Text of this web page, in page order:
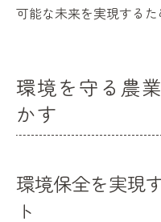
可能な未来を実現するた
環境を守る農
かす
環境保全を実現
ト